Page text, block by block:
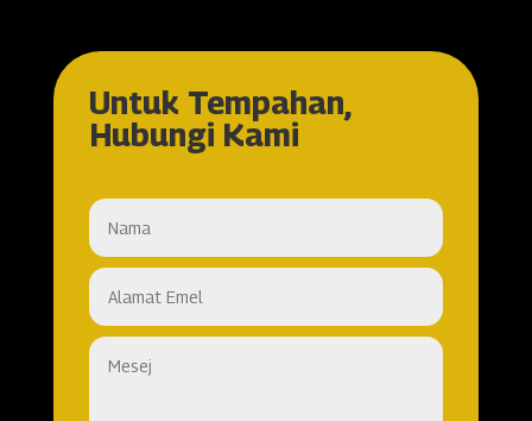
Untuk Tempahan,
Hubungi Kami